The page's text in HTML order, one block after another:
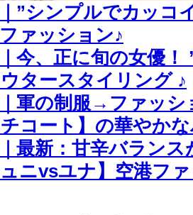
”シンプルでカッコ
ァッション♪
今、正に旬の女優！
タースタイリング ♪
軍の制服→ファッシ
チコート】の華やか
最新：甘辛バランス
ュニvsユナ】空港フ